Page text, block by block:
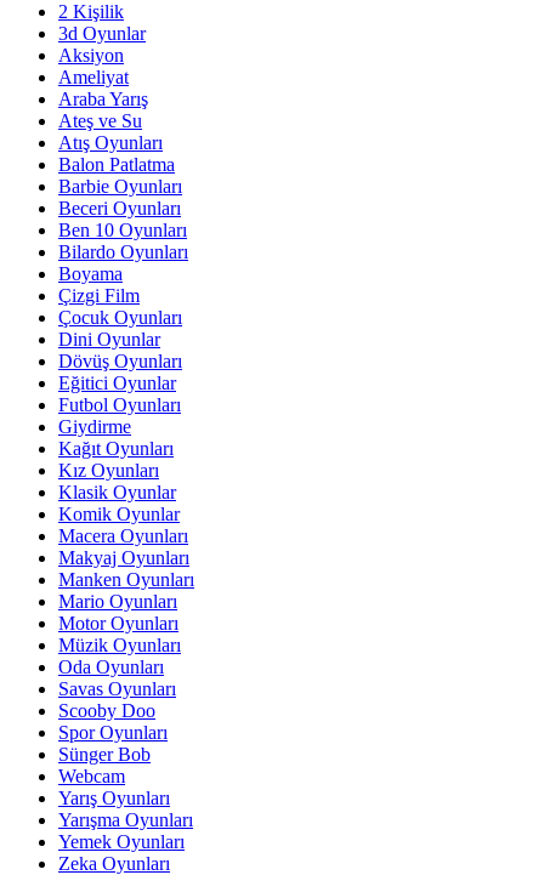
2 Kişilik
3d Oyunlar
Aksiyon
Ameliyat
Araba Yarış
Ateş ve Su
Atış Oyunları
Balon Patlatma
Barbie Oyunları
Beceri Oyunları
Ben 10 Oyunları
Bilardo Oyunları
Boyama
Çizgi Film
Çocuk Oyunları
Dini Oyunlar
Dövüş Oyunları
Eğitici Oyunlar
Futbol Oyunları
Giydirme
Kağıt Oyunları
Kız Oyunları
Klasik Oyunlar
Komik Oyunlar
Macera Oyunları
Makyaj Oyunları
Manken Oyunları
Mario Oyunları
Motor Oyunları
Müzik Oyunları
Oda Oyunları
Savas Oyunları
Scooby Doo
Spor Oyunları
Sünger Bob
Webcam
Yarış Oyunları
Yarışma Oyunları
Yemek Oyunları
Zeka Oyunları